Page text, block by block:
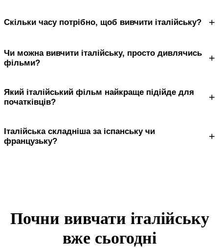
Скільки часу потрібно, щоб вивчити італійську? +
Чи можна вивчити італійську, просто дивлячись
фільми?
+
Який італійський фільм найкраще підійде для
початківців?
+
Італійська складніша за іспанську чи
французьку?
+
Почни вивчати італійську
вже сьогодні